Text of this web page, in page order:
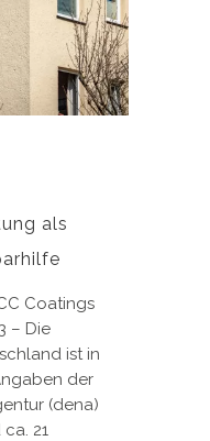
als
Coatings
– Die
ist in
der
(dena)
21